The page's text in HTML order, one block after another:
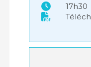
17h30